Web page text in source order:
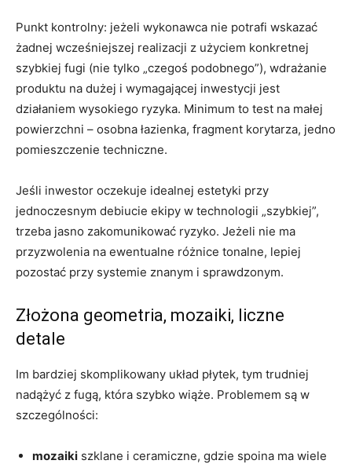
Punkt kontrolny: jeżeli wykonawca nie potrafi wskazać
żadnej wcześniejszej realizacji z użyciem konkretnej
szybkiej fugi (nie tylko „czegoś podobnego”), wdrażanie
produktu na dużej i wymagającej inwestycji jest
działaniem wysokiego ryzyka. Minimum to test na małej
powierzchni – osobna łazienka, fragment korytarza, jedno
pomieszczenie techniczne.
Jeśli inwestor oczekuje idealnej estetyki przy
jednoczesnym debiucie ekipy w technologii „szybkiej”,
trzeba jasno zakomunikować ryzyko. Jeżeli nie ma
przyzwolenia na ewentualne różnice tonalne, lepiej
pozostać przy systemie znanym i sprawdzonym.
Złożona geometria, mozaiki, liczne
detale
Im bardziej skomplikowany układ płytek, tym trudniej
nadążyć z fugą, która szybko wiąże. Problemem są w
szczególności:
mozaiki szklane i ceramiczne, gdzie spoina ma wiele